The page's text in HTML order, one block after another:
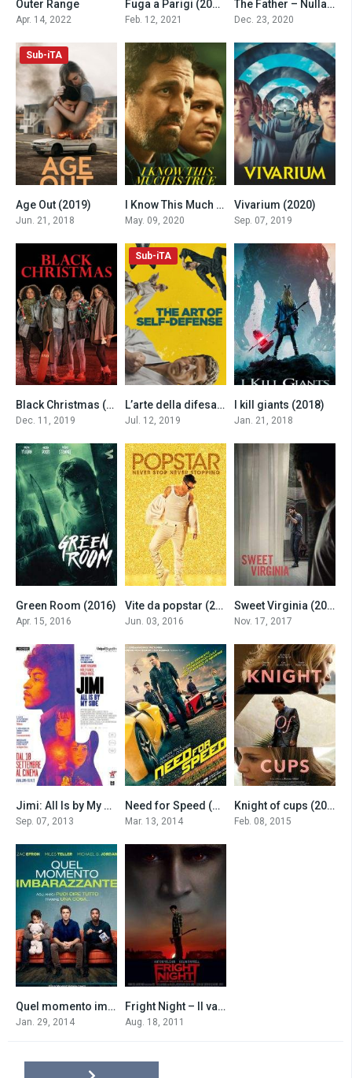
Outer Range
Apr. 14, 2022
6.5
Fuga a Parigi (2021)
Feb. 12, 2021
8.2The Father – Nulla è come sembra (2020)
Dec. 23, 2020
Sub-iTA
Age Out (2019)
Jun. 21, 2018
7.2I Know This Much Is True
May. 09, 2020
Vivarium (2020)
Sep. 07, 2019
3.2Black Christmas (2019)
Dec. 11, 2019
6.7
Sub-iTA
L’arte della difesa personale (2019)
Jul. 12, 2019
6.2
I kill giants (2018)
Jan. 21, 2018
7.0
Green Room (2016)
Apr. 15, 2016
6.7Vite da popstar (2016)
Jun. 03, 2016
6.2Sweet Virginia (2017)
Nov. 17, 2017
5.7
Jimi: All Is by My Side (2013)
Sep. 07, 2013
6.5
Need for Speed (2014)
Mar. 13, 2014
5.7Knight of cups (2015)
Feb. 08, 2015
6.2Quel momento imbarazzante (2014)
Jan. 29, 2014
6.4Fright Night – Il vampiro della porta accanto (2011)
Aug. 18, 2011